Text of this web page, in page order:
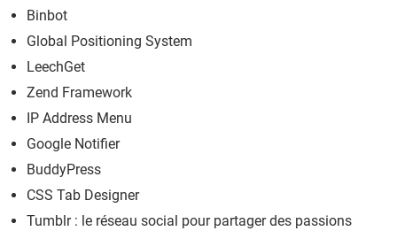
Binbot
Global Positioning System
LeechGet
Zend Framework
IP Address Menu
Google Notifier
BuddyPress
CSS Tab Designer
Tumblr : le réseau social pour partager des passions